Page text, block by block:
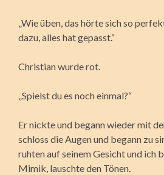
„Wie üben, das hörte sich so
dazu, alles hat gepasst.“
Christian wurde rot.
„Spielst du es noch einmal?“
Er nickte und begann wieder mit
schloss die Augen und begann zu
ruhten auf seinem Gesicht und ich
Mimik, lauschte den Tönen.